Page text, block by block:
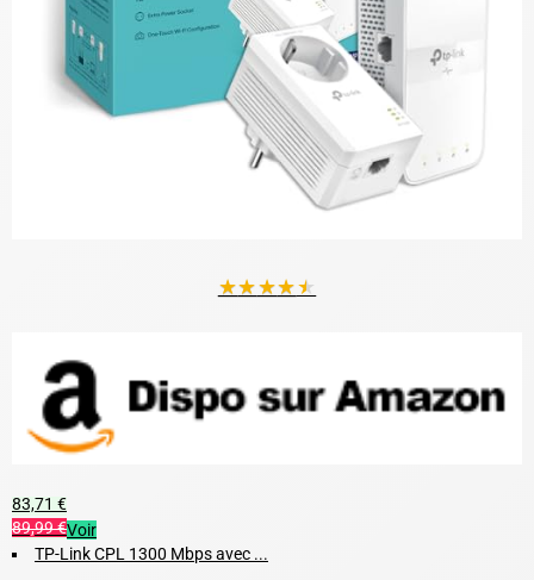
★★★★★
83,71 €
89,99 €Voir
TP-Link CPL 1300 Mbps avec ...